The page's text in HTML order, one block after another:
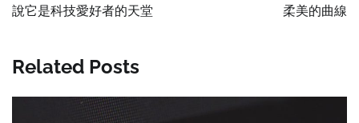
說它是科技愛好者的天堂
柔美的曲線
Related Posts